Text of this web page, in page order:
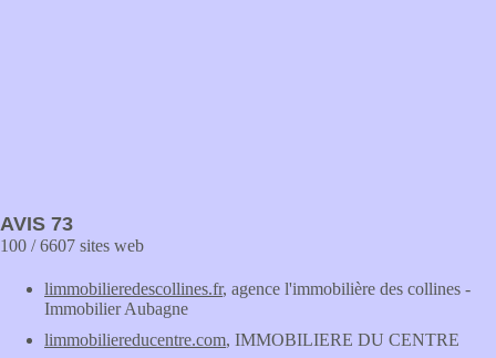
AVIS 73
100 / 6607 sites web
limmobilieredescollines.fr, agence l'immobilière des collines -
Immobilier Aubagne
limmobiliereducentre.com, IMMOBILIERE DU CENTRE